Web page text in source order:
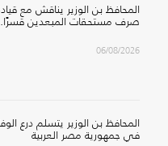
المحافظ بن الوزير يناقش مع
صرف مستحقات المبعدين قسرًا.
06/08/2026
المحافظ بن الوزير يتسلم درع
في جمهورية مصر العربية